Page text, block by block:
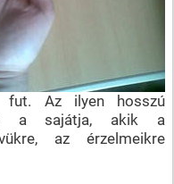
fut. Az ilyen hosszú
a sajátja, akik a
az érzelmeikre